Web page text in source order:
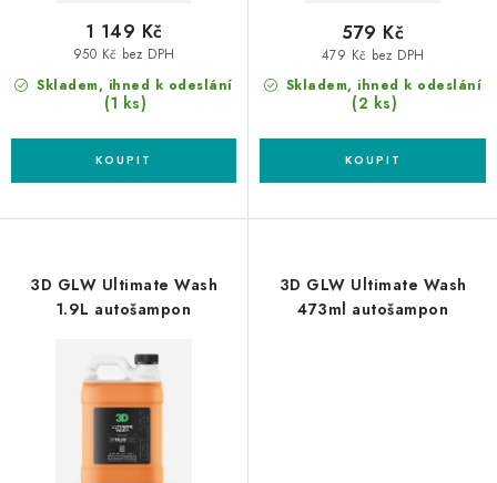
Skladem, ihned k odeslání
(1 ks)
950 Kč bez DPH
1 149 Kč
Skladem, ihned k odeslání
(2 ks)
479 Kč bez DPH
579 Kč
3D GLW Ultimate Wash
1.9L autošampon
3D GLW Ultimate Wash
473ml autošampon